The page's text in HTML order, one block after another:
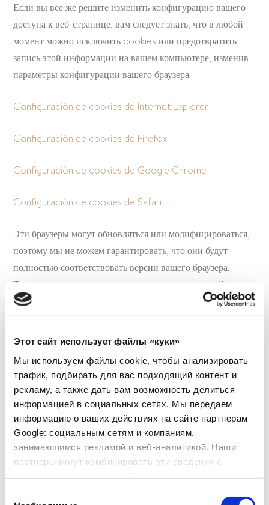
Этот сайт использует файлы «куки»
Мы используем файлы cookie, чтобы анализировать
трафик, подбирать для вас подходящий контент и
рекламу, а также дать вам возможность делиться
информацией в социальных сетях. Мы передаем
информацию о ваших действиях на сайте партнерам
Google: социальным сетям и компаниям,
занимающимся рекламой и веб-аналитикой. Наши
партнеры могут комбинировать эти сведения с
Если вы все же решите изменить конфигурацию вашего
доступа к веб-странице, вам следует знать, что в любой
момент можно исключить cookies или предотвратить
запись этой информации на вашем компьютере, изменив
параметры конфигурации вашего браузера:
Configuración de cookies de Internet Explorer
Configuración de cookies de Firefox
Configuración de cookies de Google Chrome
Configuración de cookies de Safari
Эти браузеры могут обновляться или модифицироваться,
поэтому мы не можем гарантировать, что они будут
полностью соответствовать версии вашего браузера.
Также может оказаться, что вы используете другой
браузер, не охваченный этими ссылками, например
Konqueror, Arora, Flock и т.д. Чтобы избежать подобных
несоответствий, вы можете получить доступ к ним
обычно находятся в меню «Параметры», в разделе
«Конфиденциальность». (Для получения дополнительной
информации обратитесь к справке вашего браузера).
Используются ли данные, собранные в файлах cookies,
на других веб-сайтах, помимо Лабораторий BABÉ?
проведения аналитики, для чего мы используем